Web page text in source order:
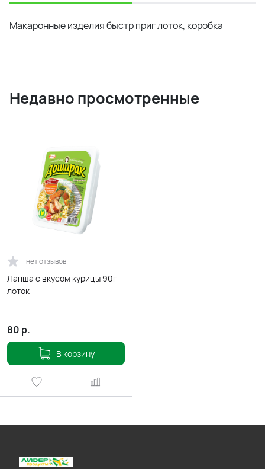
Макаронные изделия быстр приг лоток, коробка
Недавно просмотренные
нет отзывов
Лапша с вкусом курицы 90г
лоток
80 р.
В корзину